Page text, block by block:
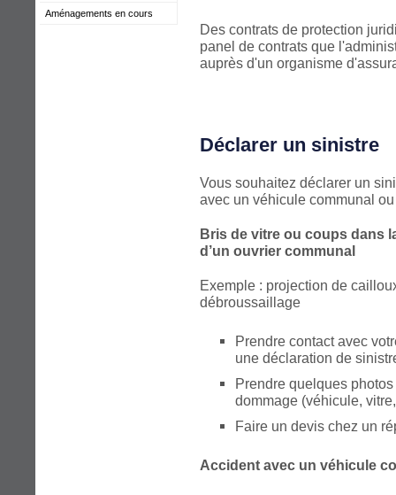
Aménagements en cours
Des contrats de protection
panel de contrats que
auprès d'un organisme
Déclarer un sinistre
Vous souhaitez déclarer un
avec un véhicule communal
Bris de vitre ou coups dans
d’un ouvrier communal
Exemple : projection de
débroussaillage
Prendre contact avec
une déclaration de
Prendre quelques
dommage (véhicule,
Faire un devis chez un
Accident avec un véhicule